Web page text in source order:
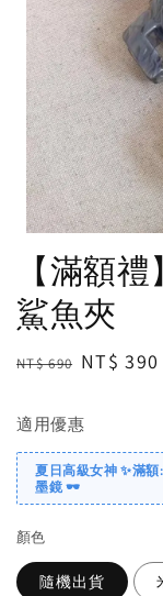
【滿額
鯊魚夾
Regular
NT$ 690 Sale
NT$ 390
適用優惠
夏日高級女神 ✨滿
墨鏡 🕶️
顏色
隨機出貨